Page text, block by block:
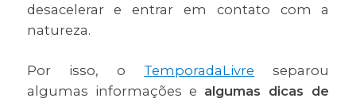
desacelerar e entrar em contato com a
natureza.
Por isso, o TemporadaLivre separou
algumas informações e algumas dicas de